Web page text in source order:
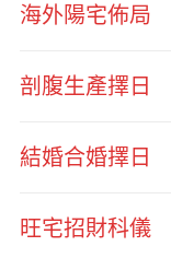
海外陽宅佈局
剖腹生產擇日
結婚合婚擇日
旺宅招財科儀